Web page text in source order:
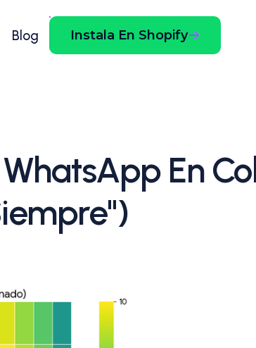
Blog Instala En Shopify
En